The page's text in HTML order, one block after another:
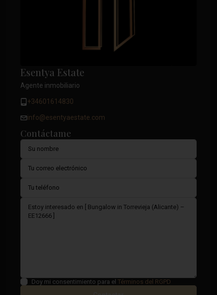
Esentya Estate
Agente inmobiliario
+34601614830
info@esentyaestate.com
Contáctame
Doy mi consentimiento para el Términos del RGPD